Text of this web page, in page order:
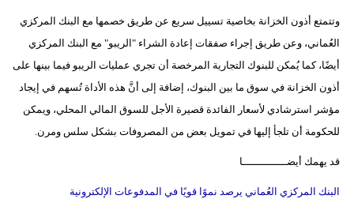
وتتمتع أذون الخزانة بخاصية تسييل سريع عن طريق خصمها مع البنك المركزي
العُماني، وعن طريق إجراء صفقات إعادة الشراء "الريبو" مع البنك المركزي
أيضًا، كما يُمكن للبنوك التجارية المرخصة أن تجري عمليات الريبو فيما بينها على
أذون الخزانة في سوق ما بين البنوك، إضافة إلى أنَّ هذه الأداة تُسهم في إيجاد
مؤشر استرشادي لأسعار الفائدة قصيرة الأجل للسوق المالي المحلي، ويمكن
للحكومة أن تلجأ إليها في تمويل بعض من المصروفات بشكل سلس ومرن.
قد يهمك أيضــــــــــــــا
البنك المركزي العُماني يرصد نموًا قويًا في المدفوعات الإلكترونية